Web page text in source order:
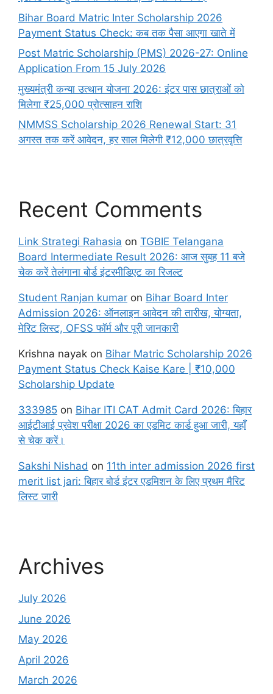
Bihar Board Matric Inter Scholarship 2026
Payment Status Check: कब तक पैसा आएगा खाते में
Post Matric Scholarship (PMS) 2026-27: Online
Application From 15 July 2026
मुख्यमंत्री कन्या उत्थान योजना 2026: इंटर पास छात्राओं को
मिलेगा ₹25,000 प्रोत्साहन राशि
NMMSS Scholarship 2026 Renewal Start: 31
अगस्त तक करें आवेदन, हर साल मिलेगी ₹12,000 छात्रवृत्ति
Recent Comments
Link Strategi Rahasia on TGBIE Telangana
Board Intermediate Result 2026: आज सुबह 11 बजे
चेक करें तेलंगाना बोर्ड इंटरमीडिएट का रिजल्ट
Student Ranjan kumar on Bihar Board Inter
Admission 2026: ऑनलाइन आवेदन की तारीख, योग्यता,
मेरिट लिस्ट, OFSS फॉर्म और पूरी जानकारी
Krishna nayak on Bihar Matric Scholarship 2026
Payment Status Check Kaise Kare | ₹10,000
Scholarship Update
333985 on Bihar ITI CAT Admit Card 2026: बिहार
आईटीआई प्रवेश परीक्षा 2026 का एडमिट कार्ड हुआ जारी, यहाँ
से चेक करें।
Sakshi Nishad on 11th inter admission 2026 first
merit list jari: बिहार बोर्ड इंटर एडमिशन के लिए प्रथम मैरिट
लिस्ट जारी
Archives
July 2026
June 2026
May 2026
April 2026
March 2026